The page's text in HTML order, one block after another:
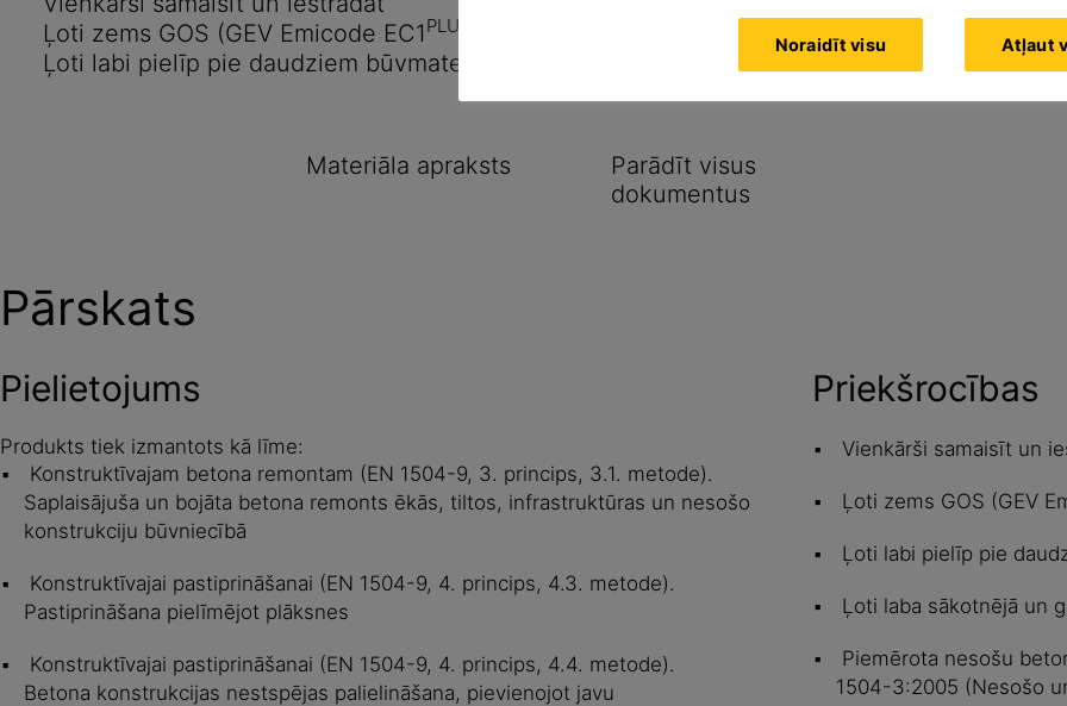
Ļoti zems GOS (GEV Emicode EC1 PLUS
Ļoti labi pielīp pie daudziem būvmateriāliem
Materiāla apraksts
Parādīt visus
dokumentus
Pārskats
Pielietojums
Produkts tiek izmantots kā līme:
Konstruktīvajam betona remontam (EN 1504-9, 3. princips, 3.1. metode).
Saplaisājuša un bojāta betona remonts ēkās, tiltos, infrastruktūras un nesošo
konstrukciju būvniecībā
Konstruktīvajai pastiprināšanai (EN 1504-9, 4. princips, 4.3. metode).
Pastiprināšana pielīmējot plāksnes
Konstruktīvajai pastiprināšanai (EN 1504-9, 4. princips, 4.4. metode).
Betona konstrukcijas nestspējas palielināšana, pievienojot javu
Priekšrocības
Vienkārši samaisīt un
Ļoti zems GOS (GEV
Ļoti labi pielīp pie
Ļoti laba sākotnējā un
Piemērota nesošu
1504-3:2005 (Nesošo
Noraidīt visu Atļaut